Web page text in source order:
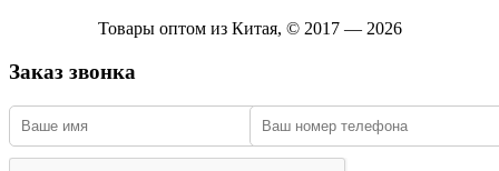
Товары оптом из Китая, © 2017 — 2026
Заказ звонка